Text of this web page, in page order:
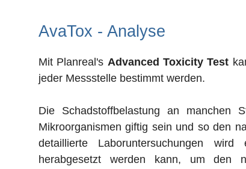
AvaTox - Analyse
Mit Planreal's Advanced Toxicity Test
jeder Messstelle bestimmt werden.
Die Schadstoffbelastung an manchen
Mikroorganismen giftig sein und so den
detaillierte Laboruntersuchungen
herabgesetzt werden kann, um den